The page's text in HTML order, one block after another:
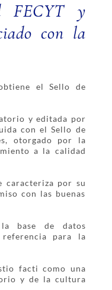
FECYT y
con la
el Sello de
y editada por
con el Sello de
otorgado por la
a la calidad
caracteriza por su
con las buenas
base de datos
para la
facti como una
y de la cultura